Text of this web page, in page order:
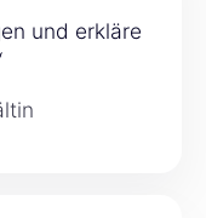
und erkläre